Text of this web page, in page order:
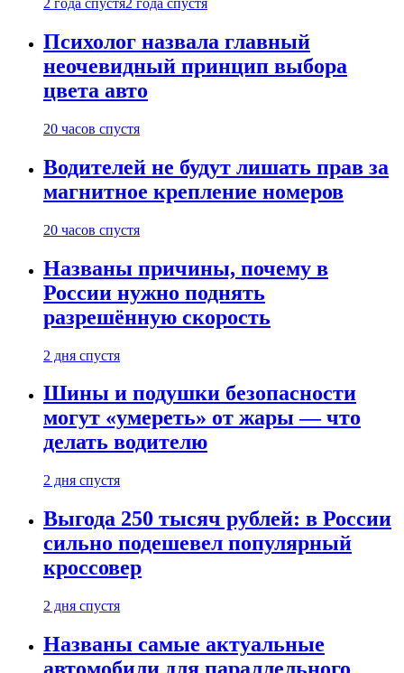
2 года спустя2 года спустя
Психолог назвала главный
неочевидный принцип выбора
цвета авто
20 часов спустя
Водителей не будут лишать прав за
магнитное крепление номеров
20 часов спустя
Названы причины, почему в
России нужно поднять
разрешённую скорость
2 дня спустя
Шины и подушки безопасности
могут «умереть» от жары — что
делать водителю
2 дня спустя
Выгода 250 тысяч рублей: в России
сильно подешевел популярный
кроссовер
2 дня спустя
Названы самые актуальные